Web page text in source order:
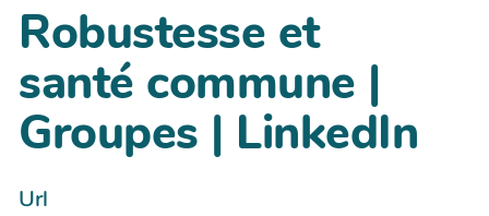
Robustesse et
santé commune |
Groupes | LinkedIn
Url